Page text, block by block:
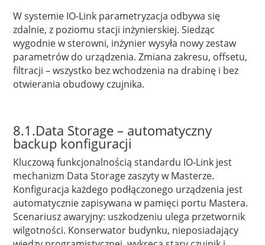
W systemie IO-Link parametryzacja odbywa się
zdalnie, z poziomu stacji inżynierskiej. Siedząc
wygodnie w sterowni, inżynier wysyła nowy zestaw
parametrów do urządzenia. Zmiana zakresu, offsetu,
filtracji – wszystko bez wchodzenia na drabinę i bez
otwierania obudowy czujnika.
8.1.Data Storage – automatyczny
backup konfiguracji
Kluczową funkcjonalnością standardu IO-Link jest
mechanizm Data Storage zaszyty w Masterze.
Konfiguracja każdego podłączonego urządzenia jest
automatycznie zapisywana w pamięci portu Mastera.
Scenariusz awaryjny: uszkodzeniu ulega przetwornik
wilgotności. Konserwator budynku, nieposiadający